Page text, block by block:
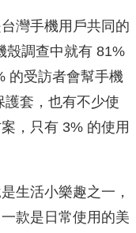
灣手機用戶共同的
殼調查中就有 81%
的受訪者會幫手機
護套，也有不少使
，只有 3% 的使用
生活小樂趣之一，
款是日常使用的美